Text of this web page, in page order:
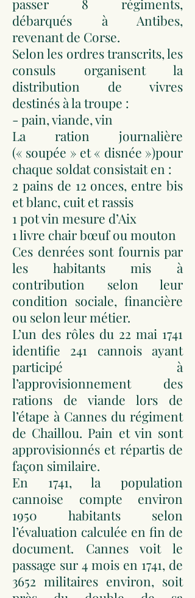
passer 8 régiments,
débarqués à Antibes,
revenant de Corse.
Selon les ordres transcrits, les
consuls organisent la
distribution de vivres
destinés à la troupe :
- pain, viande, vin
La ration journalière
(« soupée » et « disnée »)pour
chaque soldat consistait en :
2 pains de 12 onces, entre bis
et blanc, cuit et rassis
1 pot vin mesure d’Aix
1 livre chair bœuf ou mouton
Ces denrées sont fournis par
les habitants mis à
contribution selon leur
condition sociale, financière
ou selon leur métier.
L’un des rôles du 22 mai 1741
identifie 241 cannois ayant
participé à
l’approvisionnement des
rations de viande lors de
l’étape à Cannes du régiment
de Chaillou. Pain et vin sont
approvisionnés et répartis de
façon similaire.
En 1741, la population
cannoise compte environ
1950 habitants selon
l’évaluation calculée en fin de
document. Cannes voit le
passage sur 4 mois en 1741, de
3652 militaires environ, soit